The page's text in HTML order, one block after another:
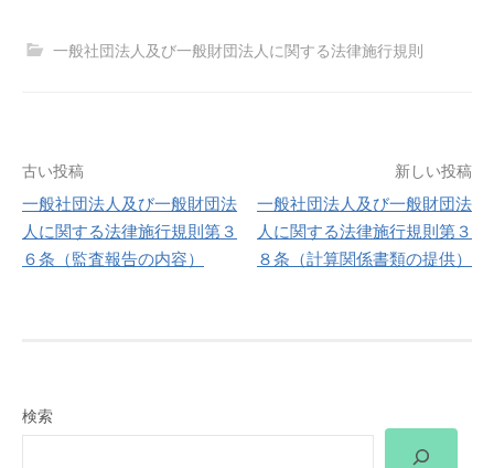
一般社団法人及び一般財団法人に関する法律施行規則
投
稿
ナ
ー
古い投稿
一般社団法人及び一般財団法
人に関する法律施行規則第３
６条（監査報告の内容）
新しい投稿
一般社団法人及び一般財団法
人に関する法律施行規則第３
８条（計算関係書類の提供）
検索